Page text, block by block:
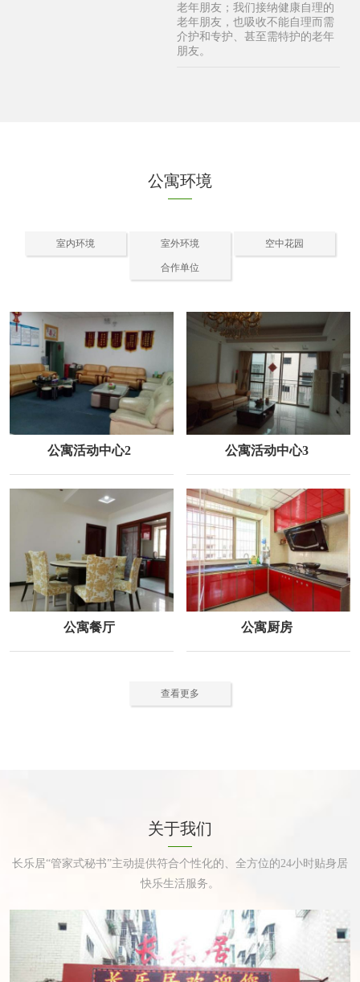
老年朋友；我们接纳健康自理的
老年朋友，也吸收不能自理而需
介护和专护、甚至需特护的老年
朋友。
公寓环境
室内环境 室外环境 空中花园
合作单位
公寓活动中心2 公寓活动中心3
公寓餐厅 公寓厨房
查看更多
关于我们
长乐居“管家式秘书”主动提供符合个性化的、全方位的24小时贴身居
快乐生活服务。